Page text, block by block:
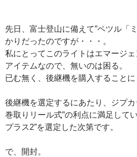
先日、富士登山に備えて”ペツル「
かりだったのですが・・・。
私にとってこのライトはエマージ
アイテムなので、無いのは困る。
已む無く、後継機を購入することに
後継機を選定するにあたり、ジプ
巻取りリール式”の利点に満足して
プラス2”を選定した次第です。
で、開封。